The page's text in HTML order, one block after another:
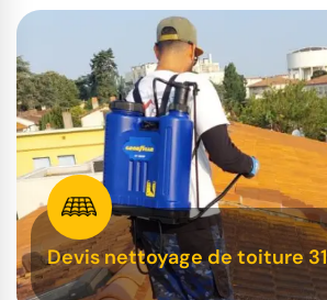
Devis nettoyage de toiture 31